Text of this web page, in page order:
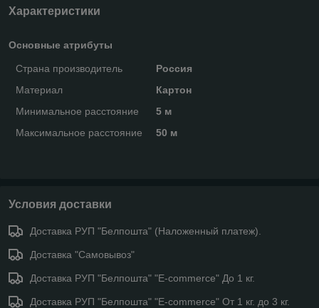
Характеристики
Основные атрибуты
Страна производитель
Россия
Материал
Картон
Минимальное расстояние
5 м
Максимальное расстояние
50 м
Условия доставки
Доставка РУП "Белпошта" (Наложенный платеж).
Доставка "Самовывоз"
Доставка РУП "Белпошта" "E-commerce" До 1 кг.
Доставка РУП "Белпошта" "E-commerce" От 1 кг. до 3 кг.